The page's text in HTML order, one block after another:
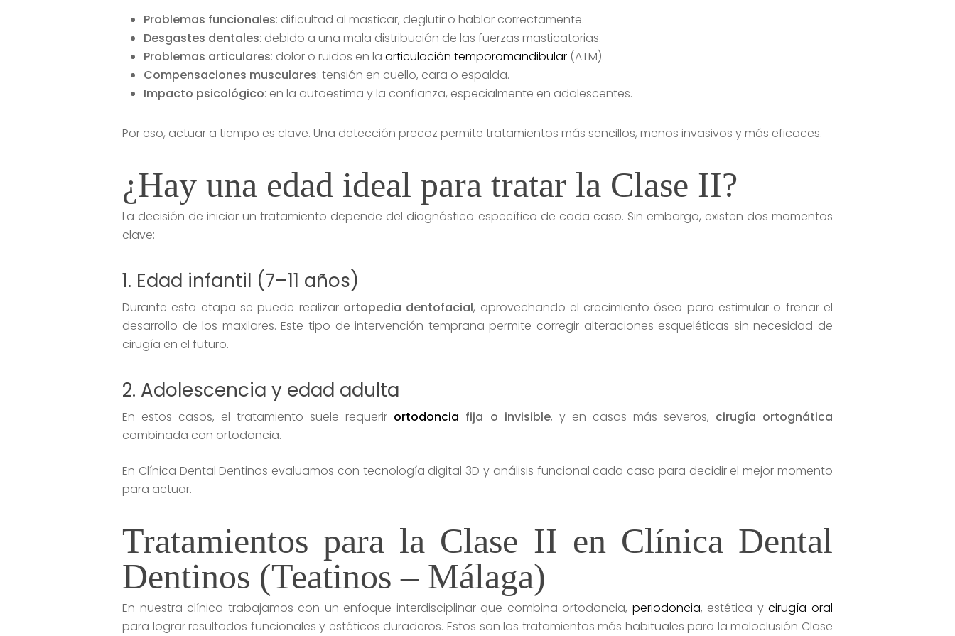
Problemas funcionales: dificultad al masticar, deglutir o hablar correctamente.
Desgastes dentales: debido a una mala distribución de las fuerzas masticatorias.
Problemas articulares: dolor o ruidos en la articulación temporomandibular (ATM).
Compensaciones musculares: tensión en cuello, cara o espalda.
Impacto psicológico: en la autoestima y la confianza, especialmente en adolescentes.
Por eso, actuar a tiempo es clave. Una detección precoz permite tratamientos más sencillos, menos invasivos y más eficaces.
¿Hay una edad ideal para tratar la Clase II?
La decisión de iniciar un tratamiento depende del diagnóstico específico de cada caso. Sin embargo, existen dos momentos
clave:
1. Edad infantil (7–11 años)
Durante esta etapa se puede realizar ortopedia dentofacial, aprovechando el crecimiento óseo para estimular o frenar el
desarrollo de los maxilares. Este tipo de intervención temprana permite corregir alteraciones esqueléticas sin necesidad de
cirugía en el futuro.
2. Adolescencia y edad adulta
En estos casos, el tratamiento suele requerir ortodoncia fija o invisible, y en casos más severos, cirugía ortognática
combinada con ortodoncia.
En Clínica Dental Dentinos evaluamos con tecnología digital 3D y análisis funcional cada caso para decidir el mejor momento
para actuar.
Tratamientos para la Clase II en Clínica Dental
Dentinos (Teatinos – Málaga)
En nuestra clínica trabajamos con un enfoque interdisciplinar que combina ortodoncia, periodoncia, estética ycirugía oral
para lograr resultados funcionales y estéticos duraderos. Estos son los tratamientos más habituales para la maloclusión Clase